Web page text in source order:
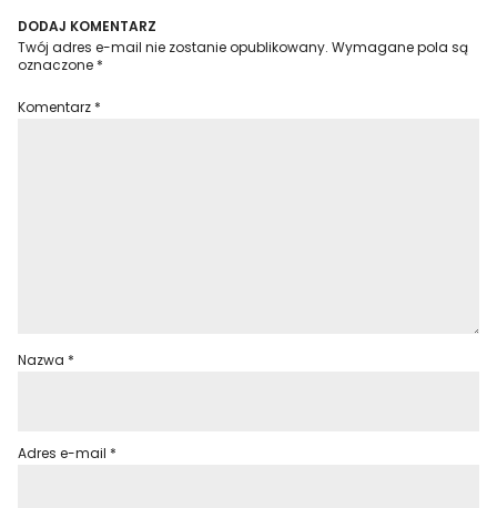
DODAJ KOMENTARZ
Twój adres e-mail nie zostanie opublikowany. Wymagane pola są
oznaczone *
Komentarz *
Nazwa *
Adres e-mail *